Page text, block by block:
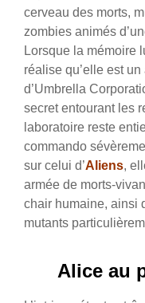
cerveau des morts,
zombies animés
Lorsque la mémoire
réalise qu’elle est
d’Umbrella
secret entourant les
laboratoire reste
commando
sur celui d’Aliens,
armée de morts-
chair humaine, ainsi
mutants
Alice au